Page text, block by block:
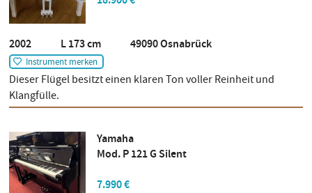
2002 L 173 cm 49090 Osnabrück
Instrument merken
Dieser Flügel besitzt einen klaren Ton voller Reinheit und
Klangfülle.
Yamaha
Mod. P 121 G Silent
7.990 €